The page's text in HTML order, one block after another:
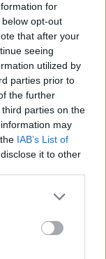
for
opt-out
that after your
seeing
utilized by
parties prior to
the further
parties on the
may
IAB’s List of
it to other
or more Google
may click to
party tags to
in below Google
kiderült még
egy része
Huj
Ezt az
utolsó
amikor
ellen hajtott